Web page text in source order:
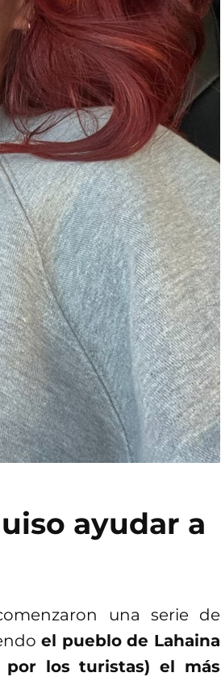
ayudar a
una serie de
el pueblo de Lahaina
por los turistas) el más